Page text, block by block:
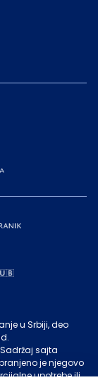
u Srbiji, deo
sajta
je njegovo
upotrebe ili